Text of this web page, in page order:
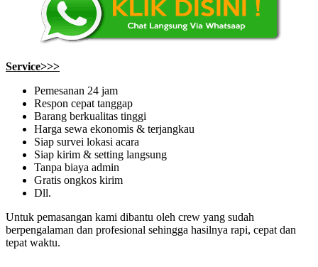
Service>>>
Pemesanan 24 jam
Respon cepat tanggap
Barang berkualitas tinggi
Harga sewa ekonomis & terjangkau
Siap survei lokasi acara
Siap kirim & setting langsung
Tanpa biaya admin
Gratis ongkos kirim
Dll.
Untuk pemasangan kami dibantu oleh crew yang sudah
berpengalaman dan profesional sehingga hasilnya rapi, cepat dan
tepat waktu.